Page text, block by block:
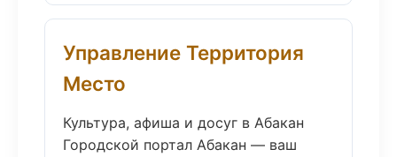
Управление Территория
Место
Культура, афиша и досуг в Абакан
Городской портал Абакан — ваш